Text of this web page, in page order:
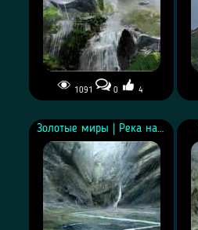
1091 0 4
Андромеды
Золотые миры | Река на дне ущелья